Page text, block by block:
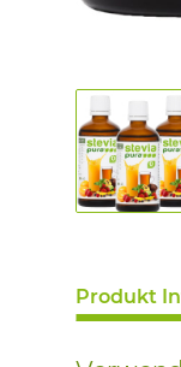
Produkt